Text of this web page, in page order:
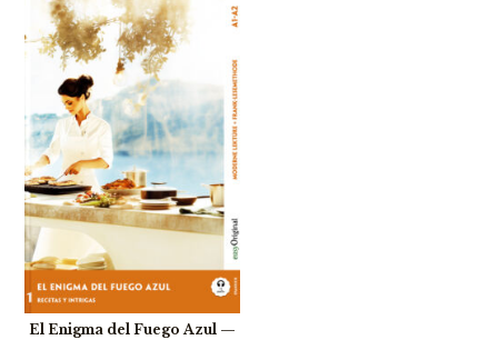
14,99 €
El Enigma del Fuego Azul —